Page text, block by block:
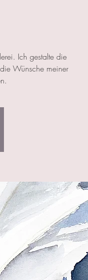
Ich gestalte die
Wünsche meiner